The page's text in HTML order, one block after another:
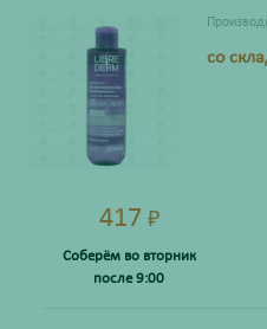
со
417 ₽
Соберём во вторник
после 9:00